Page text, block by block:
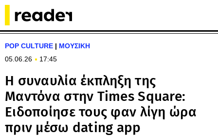
POP CULTURE | ΜΟΥΣΙΚΗ
05.06.26
17:45
Η συναυλία έκπληξη της
Μαντόνα στην Times Square:
Ειδοποίησε τους φαν λίγη ώρα
πριν μέσω dating app